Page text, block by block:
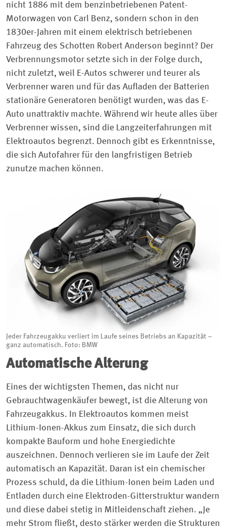
nicht 1886 mit dem benzinbetriebenen Patent-
Motorwagen von Carl Benz, sondern schon in den
1830er-Jahren mit einem elektrisch betriebenen
Fahrzeug des Schotten Robert Anderson beginnt? Der
Verbrennungsmotor setzte sich in der Folge durch,
nicht zuletzt, weil E-Autos schwerer und teurer als
Verbrenner waren und für das Aufladen der Batterien
stationäre Generatoren benötigt wurden, was das E-
Auto unattraktiv machte. Während wir heute alles über
Verbrenner wissen, sind die Langzeiterfahrungen mit
Elektroautos begrenzt. Dennoch gibt es Erkenntnisse,
die sich Autofahrer für den langfristigen Betrieb
zunutze machen können.
Jeder Fahrzeugakku verliert im Laufe seines Betriebs an Kapazität –
ganz automatisch. Foto: BMW
Automatische Alterung
Eines der wichtigsten Themen, das nicht nur
Gebrauchtwagenkäufer bewegt, ist die Alterung von
Fahrzeugakkus. In Elektroautos kommen meist
Lithium-Ionen-Akkus zum Einsatz, die sich durch
kompakte Bauform und hohe Energiedichte
auszeichnen. Dennoch verlieren sie im Laufe der Zeit
automatisch an Kapazität. Daran ist ein chemischer
Prozess schuld, da die Lithium-Ionen beim Laden und
Entladen durch eine Elektroden-Gitterstruktur wandern
und diese dabei stetig in Mitleidenschaft ziehen. „Je
mehr Strom fließt, desto stärker werden die Strukturen